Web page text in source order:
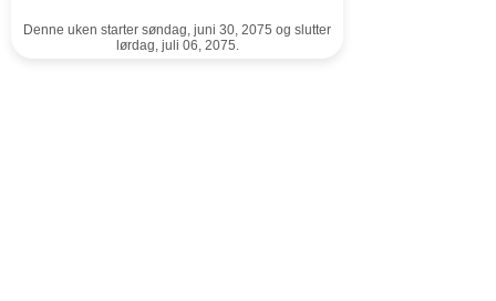
Denne uken starter søndag, juni 30, 2075 og slutter
lørdag, juli 06, 2075.